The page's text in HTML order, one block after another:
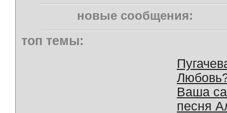
новые сообщения:
топ темы:
Ваша
песня